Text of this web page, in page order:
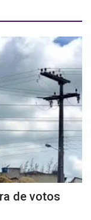
de votos